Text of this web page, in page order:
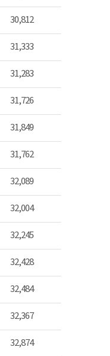
30,812
31,333
31,283
31,726
31,849
31,762
32,089
32,004
32,245
32,428
32,484
32,367
32,874